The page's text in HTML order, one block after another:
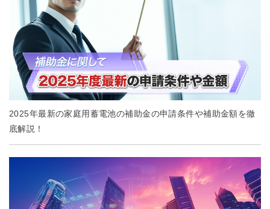
2025年最新の家庭用蓄電池の補助金の申請条件や補助金額を徹
底解説！